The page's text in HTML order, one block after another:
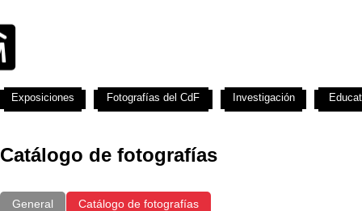
Catálogo de fotografías
General Catálogo de fotografías
Exposiciones Fotografías del CdF Investigación